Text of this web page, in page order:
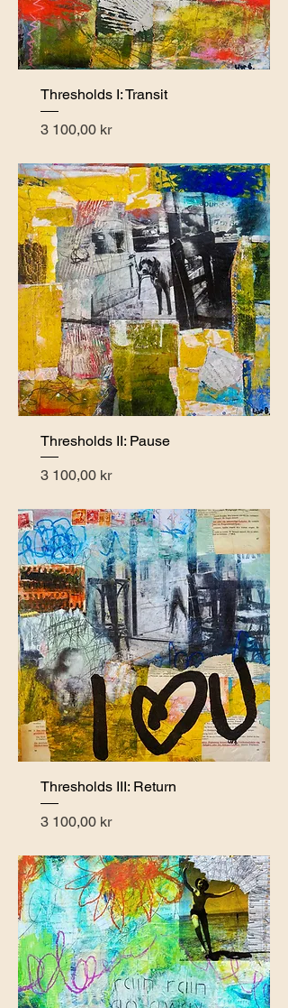
Thresholds I: Transit
Pris
3 100,00 kr
Thresholds II: Pause
Pris
3 100,00 kr
Thresholds III: Return
Pris
3 100,00 kr